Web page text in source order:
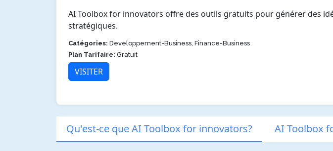
AI Toolbox for innovators offre des outils gratuits pour générer des
stratégiques.
Catégories: Developpement-Business, Finance-Business
Plan Tarifaire: Gratuit
VISITER
Qu'est-ce que AI Toolbox for innovators? AI Toolbox